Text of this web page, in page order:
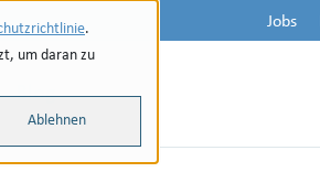
.
um daran zu
Ablehnen
Blog
Jobs